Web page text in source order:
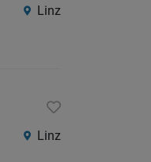
Linz
Linz